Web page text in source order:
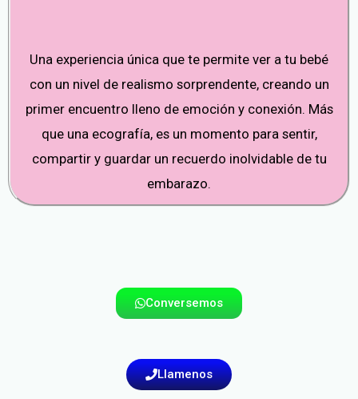
Una experiencia única que te permite ver a tu bebé
con un nivel de realismo sorprendente, creando un
primer encuentro lleno de emoción y conexión. Más
que una ecografía, es un momento para sentir,
compartir y guardar un recuerdo inolvidable de tu
embarazo.
Conversemos
Llamenos